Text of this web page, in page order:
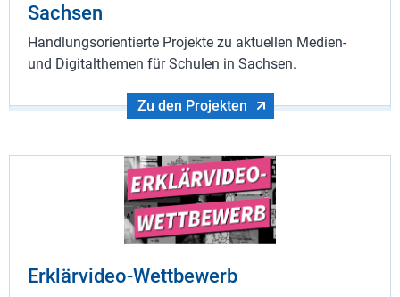
Sachsen
Handlungsorientierte Projekte zu aktuellen Medien-
und Digitalthemen für Schulen in Sachsen.
Zu den Projekten
Erklärvideo-Wettbewerb